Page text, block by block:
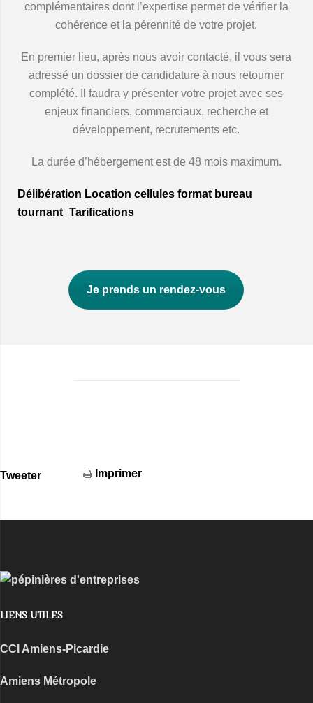
complémentaires dont l’expertise permet de vérifier la
cohérence et la pérennité de votre projet.
En premier lieu, après nous avoir contacté, il vous sera
adressé un dossier de candidature à nous retourner
complété. Il faudra y présenter votre projet avec ses
enjeux financiers, commerciaux, recherche et
développement, recrutements etc.
La durée d’hébergement est de 48 mois maximum.
Délibération Location cellules format bureau
tournant_Tarifications
Je prends un rendez-vous
Tweeter Imprimer
LIENS UTILES
CCI Amiens-Picardie
Amiens Métropole